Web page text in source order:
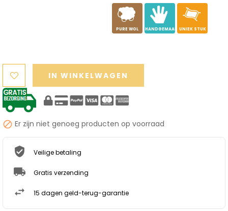
a
PURE WOL
c
HANDGEMAAKT
h
UNIEK STUK
IN WINKELWAGEN
 Er zijn niet genoeg producten op voorraad
Veilige betaling
Gratis verzending
15 dagen geld-terug-garantie